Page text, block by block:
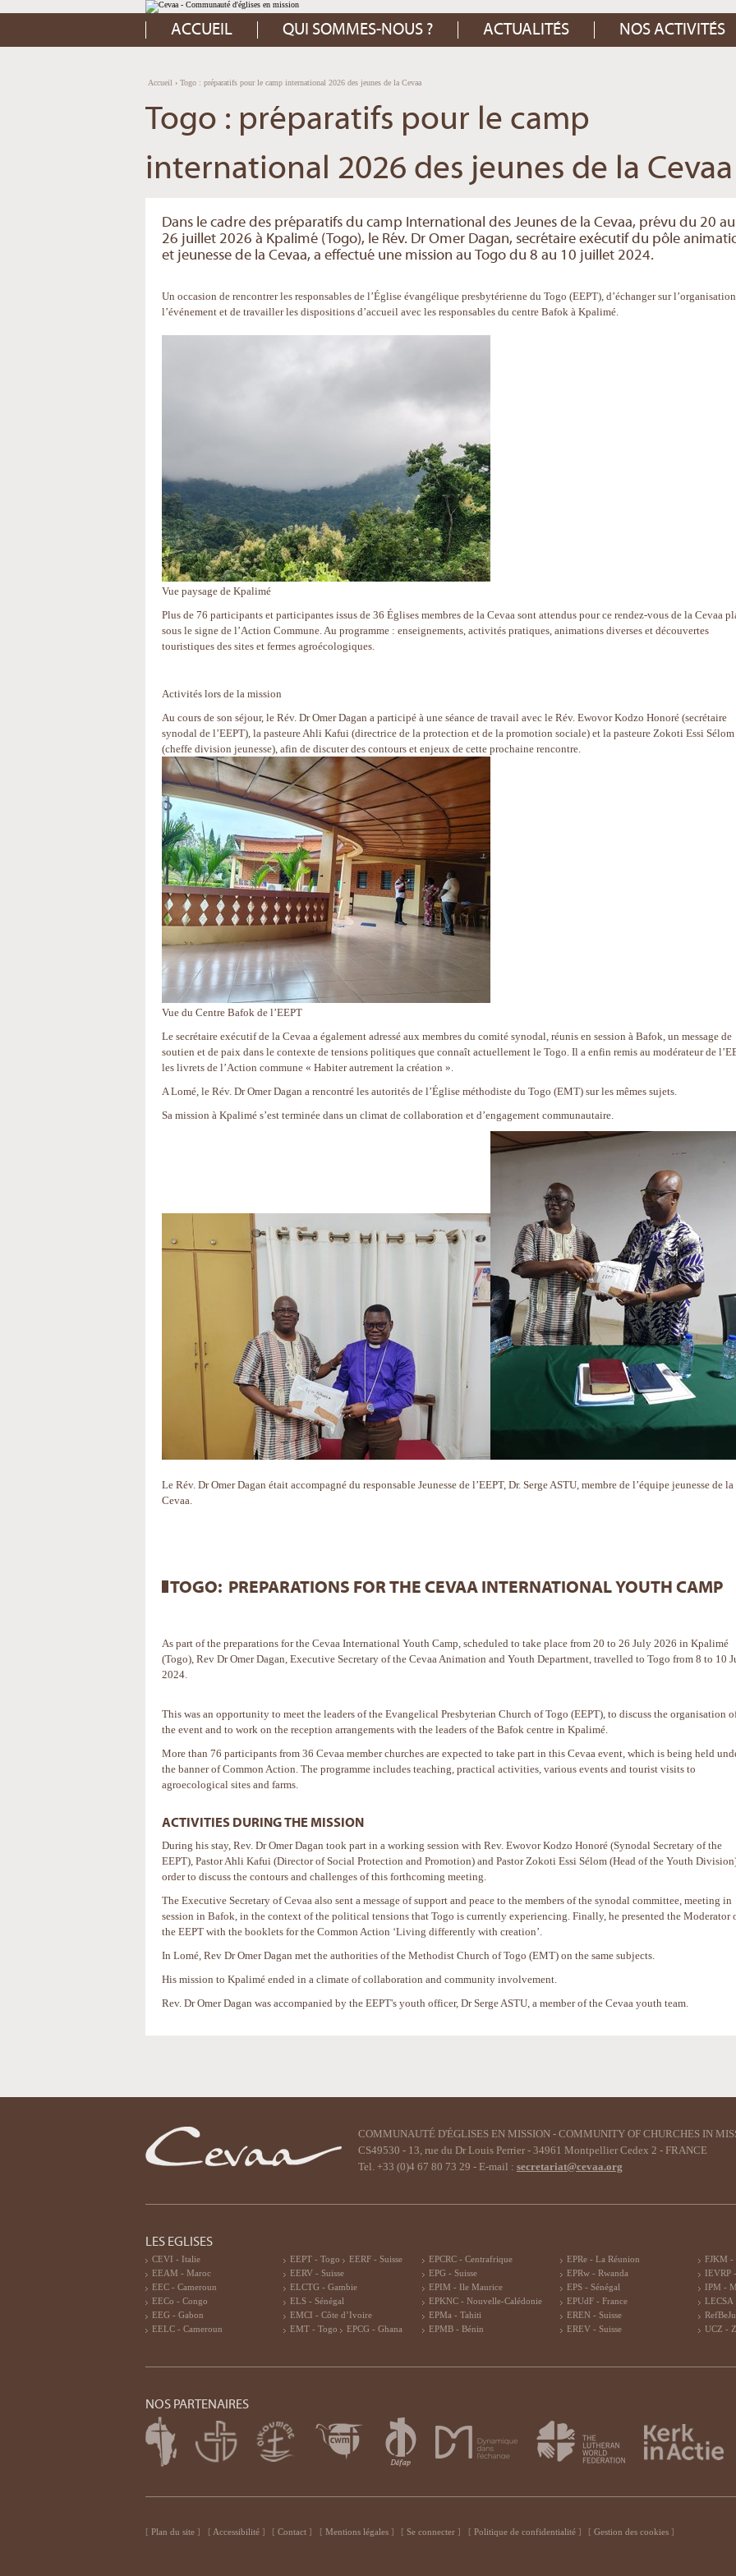
Aller
au
contenu.
Aller
à
Outils
personnels
ACCUEIL QUI SOMMES-NOUS ? ACTUALITÉS NOS ACTIVITÉS
Accueil › Togo : préparatifs pour le camp international 2026 des jeunes de la Cevaa
Togo : préparatifs pour le camp
international 2026 des jeunes de la Cevaa
Dans le cadre des préparatifs du camp International des Jeunes de la Cevaa, prévu du 20 au
26 juillet 2026 à Kpalimé (Togo), le Rév. Dr Omer Dagan, secrétaire exécutif du pôle
et jeunesse de la Cevaa, a effectué une mission au Togo du 8 au 10 juillet 2024.
Un occasion de rencontrer les responsables de l’Église évangélique presbytérienne du Togo (EEPT), d’échanger sur
l’événement et de travailler les dispositions d’accueil avec les responsables du centre Bafok à Kpalimé.
Vue paysage de Kpalimé
Plus de 76 participants et participantes issus de 36 Églises membres de la Cevaa sont attendus pour ce rendez-vous de la Cevaa
sous le signe de l’Action Commune. Au programme : enseignements, activités pratiques, animations diverses et découvertes
touristiques des sites et fermes agroécologiques.
Activités lors de la mission
Au cours de son séjour, le Rév. Dr Omer Dagan a participé à une séance de travail avec le Rév. Ewovor Kodzo Honoré (secrétaire
synodal de l’EEPT), la pasteure Ahli Kafui (directrice de la protection et de la promotion sociale) et la pasteure Zokoti Essi Sélom
(cheffe division jeunesse), afin de discuter des contours et enjeux de cette prochaine rencontre.
Vue du Centre Bafok de l’EEPT
Le secrétaire exécutif de la Cevaa a également adressé aux membres du comité synodal, réunis en session à Bafok, un message de
soutien et de paix dans le contexte de tensions politiques que connaît actuellement le Togo. Il a enfin remis au modérateur de
les livrets de l’Action commune « Habiter autrement la création ».
A Lomé, le Rév. Dr Omer Dagan a rencontré les autorités de l’Église méthodiste du Togo (EMT) sur les mêmes sujets.
Sa mission à Kpalimé s’est terminée dans un climat de collaboration et d’engagement communautaire.
Le Rév. Dr Omer Dagan était accompagné du responsable Jeunesse de l’EEPT, Dr. Serge ASTU, membre de l’équipe jeunesse de la
Cevaa.
TOGO: PREPARATIONS FOR THE CEVAA INTERNATIONAL YOUTH CAMP
As part of the preparations for the Cevaa International Youth Camp, scheduled to take place from 20 to 26 July 2026 in Kpalimé
(Togo), Rev Dr Omer Dagan, Executive Secretary of the Cevaa Animation and Youth Department, travelled to Togo from 8 to 10
2024.
This was an opportunity to meet the leaders of the Evangelical Presbyterian Church of Togo (EEPT), to discuss the organisation
the event and to work on the reception arrangements with the leaders of the Bafok centre in Kpalimé.
More than 76 participants from 36 Cevaa member churches are expected to take part in this Cevaa event, which is being held
the banner of Common Action. The programme includes teaching, practical activities, various events and tourist visits to
agroecological sites and farms.
ACTIVITIES DURING THE MISSION
During his stay, Rev. Dr Omer Dagan took part in a working session with Rev. Ewovor Kodzo Honoré (Synodal Secretary of the
EEPT), Pastor Ahli Kafui (Director of Social Protection and Promotion) and Pastor Zokoti Essi Sélom (Head of the Youth
order to discuss the contours and challenges of this forthcoming meeting.
The Executive Secretary of Cevaa also sent a message of support and peace to the members of the synodal committee, meeting in
session in Bafok, in the context of the political tensions that Togo is currently experiencing. Finally, he presented the Moderator
the EEPT with the booklets for the Common Action ‘Living differently with creation’.
In Lomé, Rev Dr Omer Dagan met the authorities of the Methodist Church of Togo (EMT) on the same subjects.
His mission to Kpalimé ended in a climate of collaboration and community involvement.
Rev. Dr Omer Dagan was accompanied by the EEPT's youth officer, Dr Serge ASTU, a member of the Cevaa youth team.
document
COMMUNAUTÉ D'ÉGLISES EN MISSION - COMMUNITY OF CHURCHES IN
CS49530 - 13, rue du Dr Louis Perrier - 34961 Montpellier Cedex 2 - FRANCE
Tel. +33 (0)4 67 80 73 29 - E-mail : secretariat@cevaa.org
LES EGLISES
CEVI - Italie
EEAM - Maroc
EEC - Cameroun
EECo - Congo
EEG - Gabon
EELC - Cameroun
EEPT - Togo
EERF - Suisse
EERV - Suisse
ELCTG - Gambie
ELS - Sénégal
EMCI - Côte d’Ivoire
EMT - Togo
EPCG - Ghana
EPCRC - Centrafrique
EPG - Suisse
EPIM - Ile Maurice
EPKNC - Nouvelle-Calédonie
EPMa - Tahiti
EPMB - Bénin
EPRe - La Réunion
EPRw - Rwanda
EPS - Sénégal
EPUdF - France
EREN - Suisse
EREV - Suisse
FJKM -
IEVRP
IPM -
LECSA
UCZ -
NOS PARTENAIRES
Plan du site Accessibilité Contact Mentions légales Se connecter Politique de confidentialité Gestion des cookies